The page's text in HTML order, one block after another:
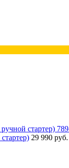
29 990 руб.